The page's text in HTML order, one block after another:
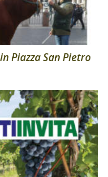
Piazza San Pietro